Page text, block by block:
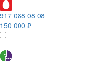
917 088 08 08
150 000 ₽